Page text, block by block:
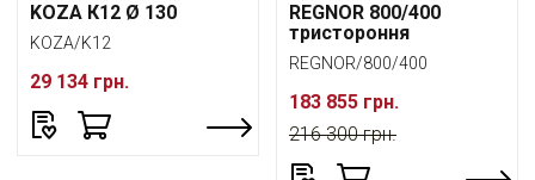
KOZA К12 Ø 130
KOZA/K12
29 134 грн.
REGNOR 800/400
тристороння
REGNOR/800/400
183 855 грн.
216 300 грн.